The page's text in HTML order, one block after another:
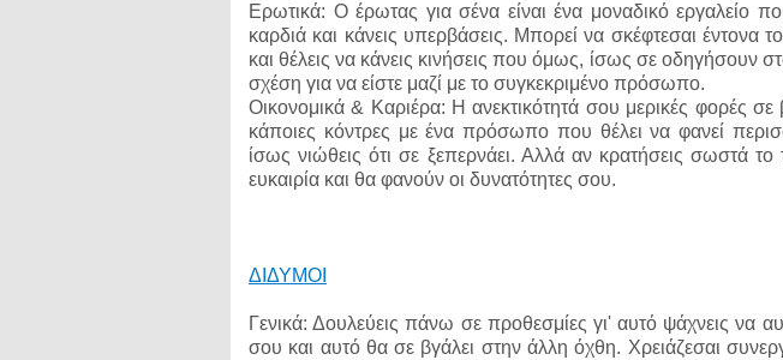
Ερωτικά: Ο έρωτας για σένα είναι ένα μοναδικό εργαλείο
καρδιά και κάνεις υπερβάσεις. Μπορεί να σκέφτεσαι έντονα
και θέλεις να κάνεις κινήσεις που όμως, ίσως σε οδηγήσουν
σχέση για να είστε μαζί με το συγκεκριμένο πρόσωπο.
Οικονομικά & Καριέρα: Η ανεκτικότητά σου μερικές φορές σε
κάποιες κόντρες με ένα πρόσωπο που θέλει να φανεί
ίσως νιώθεις ότι σε ξεπερνάει. Αλλά αν κρατήσεις σωστά το
ευκαιρία και θα φανούν οι δυνατότητες σου.
ΔΙΔΥΜΟΙ
Γενικά: Δουλεύεις πάνω σε προθεσμίες γι' αυτό ψάχνεις να
σου και αυτό θα σε βγάλει στην άλλη όχθη. Χρειάζεσαι